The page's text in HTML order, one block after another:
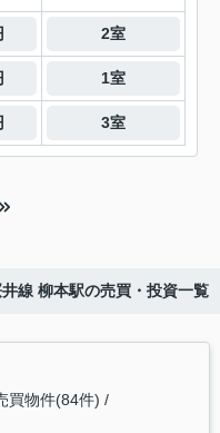
2室
1室
3室
線 柳本駅の売買・投資一覧
買物件(84件)